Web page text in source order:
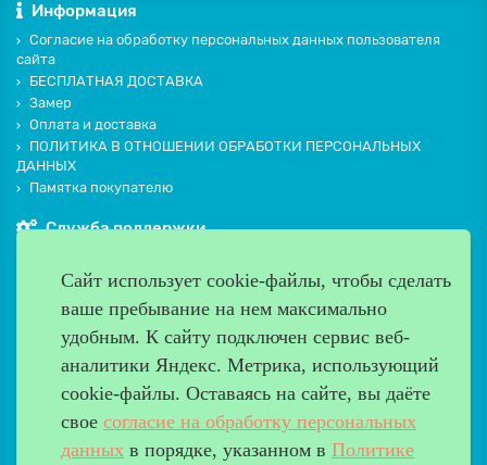
Информация
Согласие на обработку персональных данных пользователя
сайта
БЕСПЛАТНАЯ ДОСТАВКА
Замер
Оплата и доставка
ПОЛИТИКА В ОТНОШЕНИИ ОБРАБОТКИ ПЕРСОНАЛЬНЫХ
ДАННЫХ
Памятка покупателю
Служба поддержки
Производители
Дополнительно
Наш адрес
Работаем с 9:00 до 20:00
8 (499) 685-33-26
Сайт использует cookie-файлы, чтобы сделать
ваше пребывание на нем максимально
удобным. К cайту подключен сервис веб-
аналитики Яндекс. Метрика, использующий
cookie-файлы. Оставаясь на сайте, вы даёте
свое согласие на обработку персональных
данных в порядке, указанном в Политике